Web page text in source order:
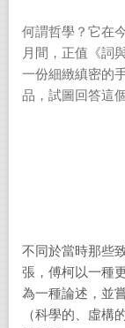
何謂哲學？它在
月間，正值《詞
一份細緻縝密的
品，試圖回答這
不同於當時那些
張，傅柯以一種
為一種論述，並
（科學的、虛構